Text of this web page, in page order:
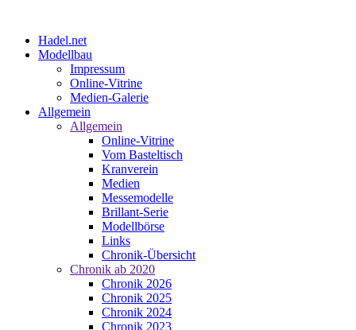
Hadel.net
Modellbau
Impressum
Online-Vitrine
Medien-Galerie
Allgemein
Allgemein
Online-Vitrine
Vom Basteltisch
Kranverein
Medien
Messemodelle
Brillant-Serie
Modellbörse
Links
Chronik-Übersicht
Chronik ab 2020
Chronik 2026
Chronik 2025
Chronik 2024
Chronik 2023